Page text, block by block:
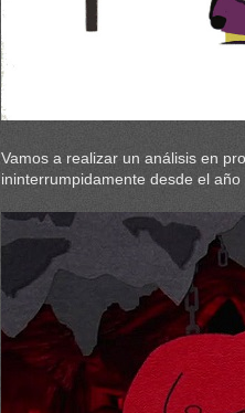
Vamos a realizar un análisis en
ininterrumpidamente desde el año